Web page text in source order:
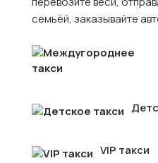
семьёй, заказывайте
VIP такси